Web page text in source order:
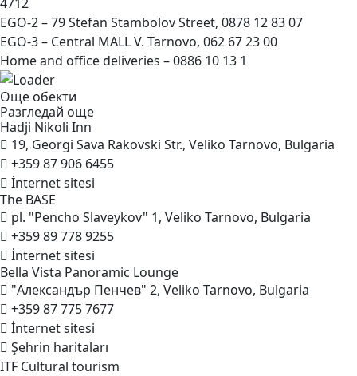
EGO-2 – 79 Stefan Stambolov Street, 0878 12 83 07
EGO-3 – Central MALL V. Tarnovo, 062 67 23 00
Home and office deliveries – 0886 10 13 1
Още обекти
Разгледай още
Hadji Nikoli Inn
19, Georgi Sava Rakovski Str., Veliko Tarnovo, Bulgaria
+359 87 906 6455
İnternet sitesi
The BASE
pl. "Pencho Slaveykov" 1, Veliko Tarnovo, Bulgaria
+359 89 778 9255
İnternet sitesi
Bella Vista Panoramic Lounge
"Александър Пенчев" 2, Veliko Tarnovo, Bulgaria
+359 87 775 7677
İnternet sitesi
Şehrin haritaları
ITF Cultural tourism